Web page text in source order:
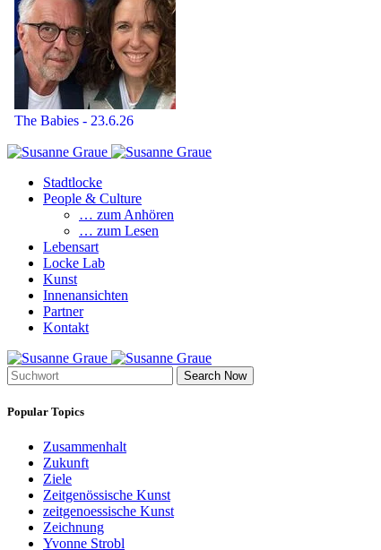
Stadtlocke
People & Culture
… zum Anhören
… zum Lesen
Lebensart
Locke Lab
Kunst
Innenansichten
Partner
Kontakt
Search Now
Popular Topics
Zusammenhalt
Zukunft
Ziele
Zeitgenössische Kunst
zeitgenoessische Kunst
Zeichnung
Yvonne Strobl